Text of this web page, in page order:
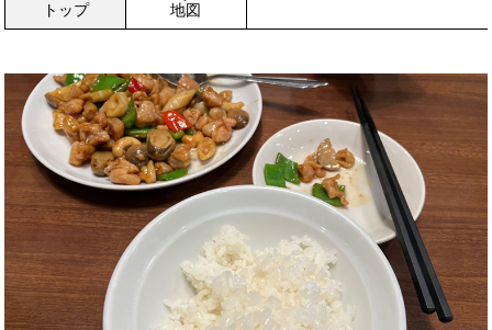
トップ 地図